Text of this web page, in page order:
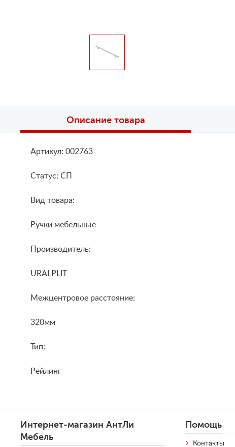
Описание товара
Артикул: 002763
Статус: СП
Вид товара:
Ручки мебельные
Производитель:
URALPLIT
Межцентровое расстояние:
320мм
Тип:
Рейлинг
Интернет-магазин АнтЛи
Мебель
Помощь
Контакты